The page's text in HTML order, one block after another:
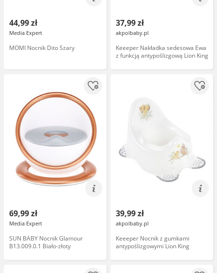
44,99 zł
Media Expert
MOMI Nocnik Dito Szary
37,99 zł
akpolbaby.pl
Keeeper Nakładka sedesowa Ewa
z funkcją antypoślizgową Lion King
69,99 zł
Media Expert
SUN BABY Nocnik Glamour
B13.009.0.1 Biało-złoty
39,99 zł
akpolbaby.pl
Keeeper Nocnik z gumkami
antypoślizgowymi Lion King